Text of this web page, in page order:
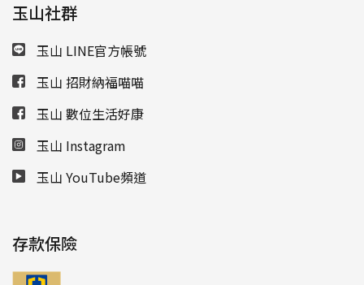
玉山社群
玉山 LINE官方帳號
玉山 招財納福喵喵
玉山 數位生活好康
玉山 Instagram
玉山 YouTube頻道
存款保險